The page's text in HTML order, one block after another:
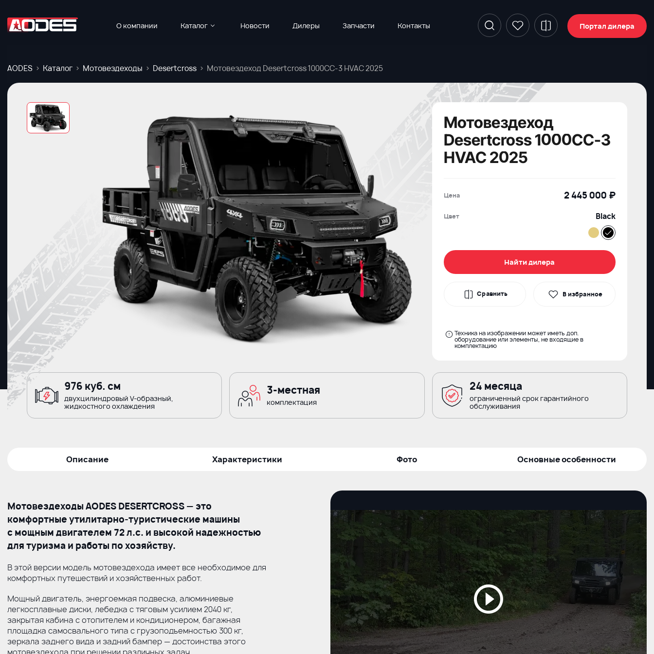
О компании Каталог Новости Дилеры Запчасти Контакты Портал дилера
AODES Каталог Мотовездеходы Desertcross Мотовездеход Desertcross 1000CC-3 HVAC 2025
Мотовездеход
Desertcross 1000CC-3
HVAC 2025
Цена 2 445 000 ₽
Цвет Black
Найти дилера
Сравнить В избранное
Техника на изображении может иметь доп.
оборудование или элементы, не входящие в
комплектацию
976 куб. см
двухцилиндровый V-образный,
жидкостного охлаждения
3-местная
комплектация
24 месяца
ограниченный срок гарантийного
обслуживания
Описание Характеристики Фото Основные особенности
Мотовездеходы AODES DESERTCROSS — это
комфортные утилитарно-туристические машины
с мощным двигателем 72 л.с. и высокой надежностью
для туризма и работы по хозяйству.
В этой версии модель мотовездехода имеет все необходимое для
комфортных путешествий и хозяйственных работ.
Мощный двигатель, энергоемкая подвеска, алюминиевые
легкосплавные диски, лебедка с тяговым усилием 2040 кг,
закрытая кабина с отопителем и кондиционером, багажная
площадка самосвального типа с грузоподъемностью 300 кг,
зеркала заднего вида и задний бампер — достоинства этого